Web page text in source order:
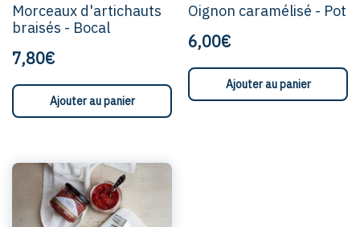
Morceaux d'artichauts
braisés - Bocal
7,80€
Ajouter au panier
Oignon caramélisé - Pot
6,00€
Ajouter au panier